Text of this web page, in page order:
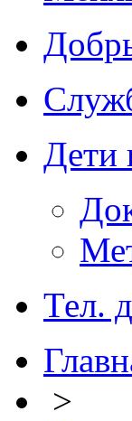
Дети
Тел.
>